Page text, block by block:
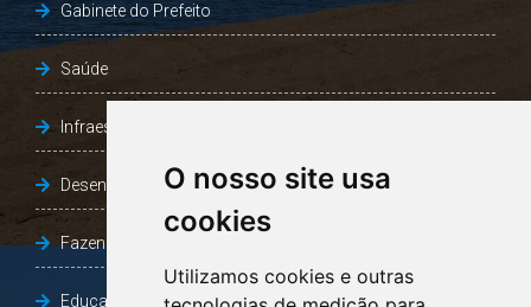
O nosso site usa
cookies
Utilizamos cookies e outras
Gabinete do Prefeito
Saúde
Infraestrutura, Agricultura e Meio Ambiente
Desenvolvimento Social
Fazenda e Desenvolvimento Econômico
Educação